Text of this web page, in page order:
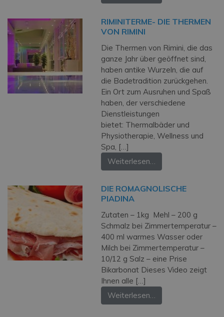
RIMINITERME- DIE THERMEN
VON RIMINI
Die Thermen von Rimini, die das
ganze Jahr über geöffnet sind,
haben antike Wurzeln, die auf
die Badetradition zurückgehen.
Ein Ort zum Ausruhen und Spaß
haben, der verschiedene
Dienstleistungen
bietet: Thermalbäder und
Physiotherapie, Wellness und
Spa, […]
Weiterlesen…
DIE ROMAGNOLISCHE
PIADINA
Zutaten – 1kg Mehl – 200 g
Schmalz bei Zimmertemperatur –
400 ml warmes Wasser oder
Milch bei Zimmertemperatur –
10/12 g Salz – eine Prise
Bikarbonat Dieses Video zeigt
Ihnen alle […]
Weiterlesen…